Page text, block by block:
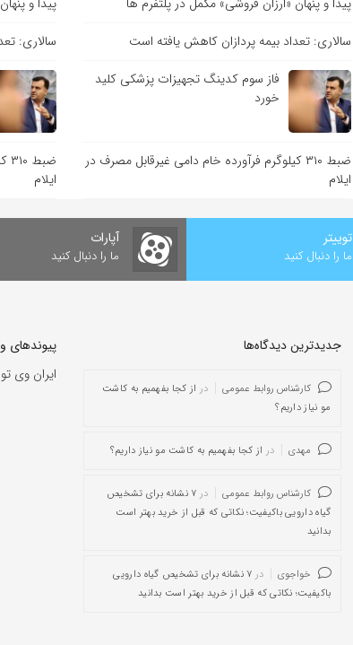
سالاری: تعداد بیمه پردازان کاهش یافته است
فاز سوم کدینگ تجهیزات پزشکی کلید
خورد
ضبط ۳۱۰ کیلوگرم فرآورده خام دامی غیرقابل مصرف در
ایلام
سالاری:
ایلام
آپارات
ما را دنبال کنید
توییتر
ما را دنبال کنید
جدیدترین دیدگاه‌‌ها
کارشناس روابط عمومی در از کجا بفهمیم به کاشت
مو نیاز داریم؟
مهدی در از کجا بفهمیم به کاشت مو نیاز داریم؟
کارشناس روابط عمومی در
۷ نشانه برای تشخیص
گیاه دارویی باکیفیت؛ نکاتی که قبل از خرید بهتر است
بدانید
خواجوی در
۷ نشانه برای تشخیص گیاه دارویی
باکیفیت؛ نکاتی که قبل از خرید بهتر است بدانید
پیوندهای
ایران وی